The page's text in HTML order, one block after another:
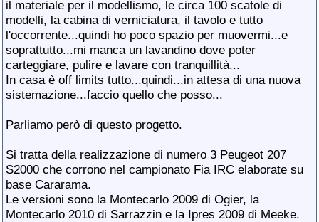
il materiale per il modellismo, le circa 100 scatole di
modelli, la cabina di verniciatura, il tavolo e tutto
l'occorrente...quindi ho poco spazio per muovermi...e
soprattutto...mi manca un lavandino dove poter
carteggiare, pulire e lavare con tranquillità...
In casa è off limits tutto...quindi...in attesa di una nuova
sistemazione...faccio quello che posso...
Parliamo però di questo progetto.
Si tratta della realizzazione di numero 3 Peugeot 207
S2000 che corrono nel campionato Fia IRC elaborate su
base Cararama.
Le versioni sono la Montecarlo 2009 di Ogier, la
Montecarlo 2010 di Sarrazzin e la Ipres 2009 di Meeke.